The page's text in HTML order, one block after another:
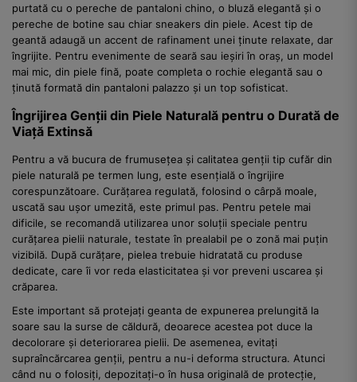
purtată cu o pereche de pantaloni chino, o bluză elegantă și o
pereche de botine sau chiar sneakers din piele. Acest tip de
geantă adaugă un accent de rafinament unei ținute relaxate, dar
îngrijite. Pentru evenimente de seară sau ieșiri în oraș, un model
mai mic, din piele fină, poate completa o rochie elegantă sau o
ținută formată din pantaloni palazzo și un top sofisticat.
Îngrijirea Genții din Piele Naturală pentru o Durată de
Viață Extinsă
Pentru a vă bucura de frumusețea și calitatea genții tip cufăr din
piele naturală pe termen lung, este esențială o îngrijire
corespunzătoare. Curățarea regulată, folosind o cârpă moale,
uscată sau ușor umezită, este primul pas. Pentru petele mai
dificile, se recomandă utilizarea unor soluții speciale pentru
curățarea pielii naturale, testate în prealabil pe o zonă mai puțin
vizibilă. După curățare, pielea trebuie hidratată cu produse
dedicate, care îi vor reda elasticitatea și vor preveni uscarea și
crăparea.
Este important să protejați geanta de expunerea prelungită la
soare sau la surse de căldură, deoarece acestea pot duce la
decolorare și deteriorarea pielii. De asemenea, evitați
supraîncărcarea genții, pentru a nu-i deforma structura. Atunci
când nu o folosiți, depozitați-o în husa originală de protecție,